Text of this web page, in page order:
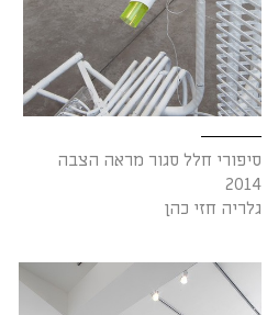
סיפורי חלל סגור מראה הצבה
2014
גלריה חזי כהן